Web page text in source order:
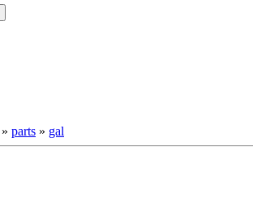
» parts » gal